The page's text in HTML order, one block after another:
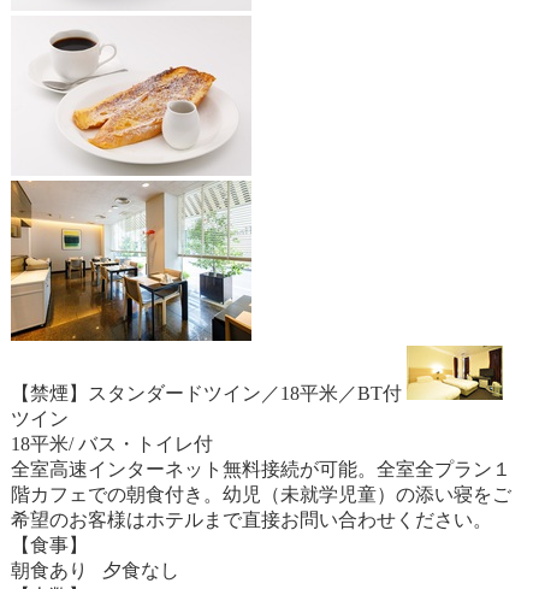
【禁煙】スタンダードツイン／18平米／BT付
ツイン
18平米/ バス・トイレ付
全室高速インターネット無料接続が可能。全室全プラン１
階カフェでの朝食付き。幼児（未就学児童）の添い寝をご
希望のお客様はホテルまで直接お問い合わせください。
【食事】
朝食あり 夕食なし